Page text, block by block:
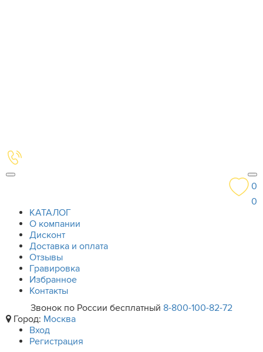
0
0
КАТАЛОГ
О компании
Дисконт
Доставка и оплата
Отзывы
Гравировка
Избранное
Контакты
Звонок по России бесплатный 8-800-100-82-72
Город: Москва
Вход
Регистрация